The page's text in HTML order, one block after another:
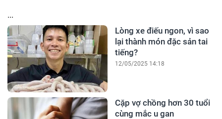
...
Lòng xe điếu ngon, vì sao
lại thành món đặc sản tai
tiếng?
12/05/2025 14:18
Cặp vợ chồng hơn 30 tuổi
cùng mắc u gan